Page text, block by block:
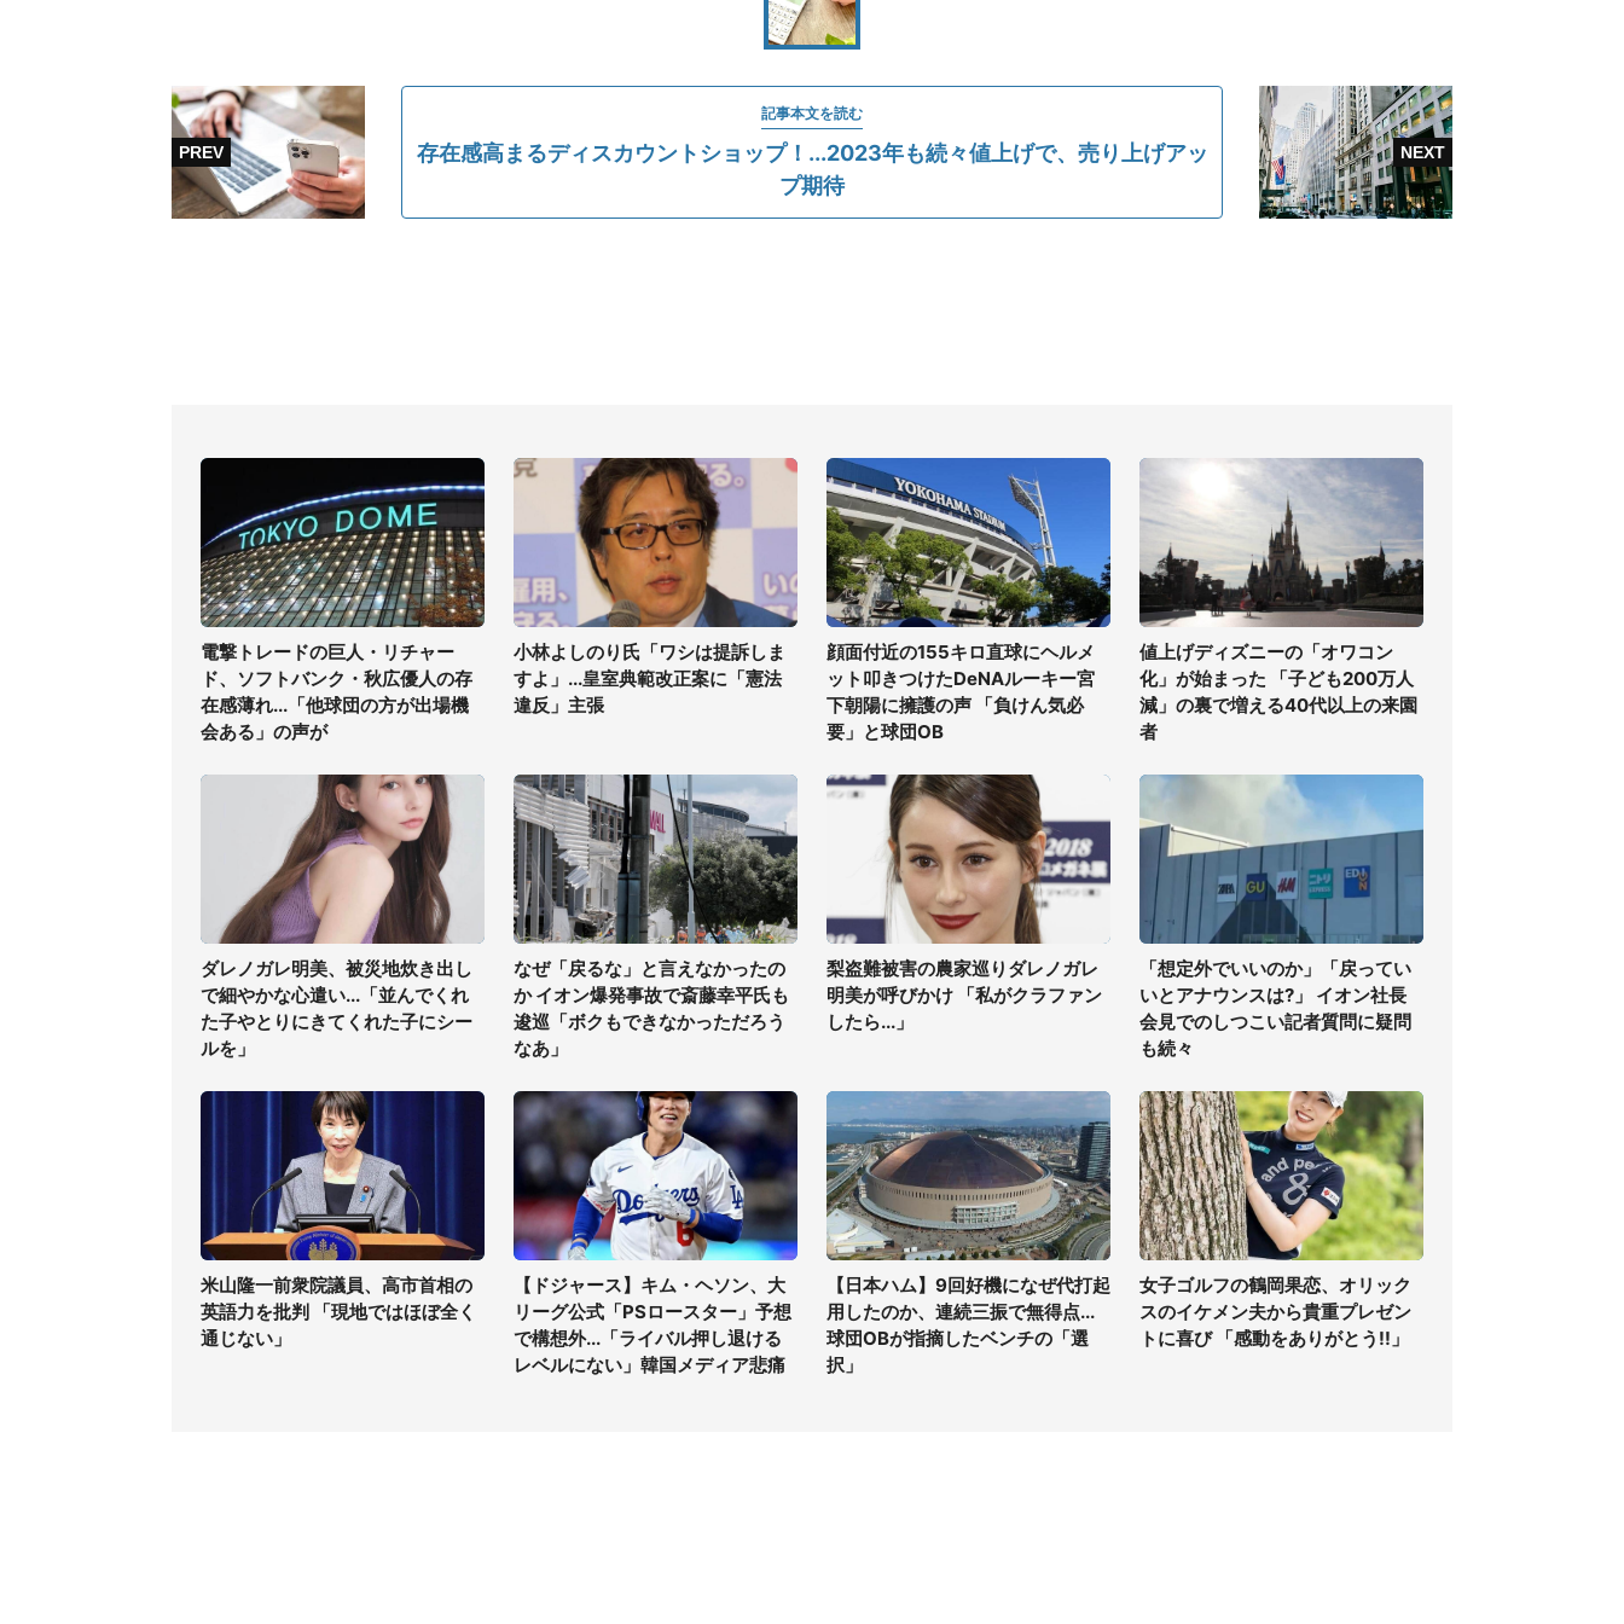
記事本文を読む
存在感高まるディスカウントショップ！...2023年も続々値上げで、売り上げアッ
プ期待
電撃トレードの巨人・リチャー
ド、ソフトバンク・秋広優人の存
在感薄れ...「他球団の方が出場機
会ある」の声が
小林よしのり氏「ワシは提訴しま
すよ」...皇室典範改正案に「憲法
違反」主張
顔面付近の155キロ直球にヘルメ
ット叩きつけたDeNAルーキー宮
下朝陽に擁護の声 「負けん気必
要」と球団OB
値上げディズニーの「オワコン
化」が始まった 「子ども200万人
減」の裏で増える40代以上の来園
者
ダレノガレ明美、被災地炊き出し
で細やかな心遣い...「並んでくれ
た子やとりにきてくれた子にシー
ルを」
なぜ「戻るな」と言えなかったの
か イオン爆発事故で斎藤幸平氏も
逡巡「ボクもできなかっただろう
なあ」
梨盗難被害の農家巡りダレノガレ
明美が呼びかけ 「私がクラファン
したら...」
「想定外でいいのか」「戻ってい
いとアナウンスは?」 イオン社長
会見でのしつこい記者質問に疑問
も続々
米山隆一前衆院議員、高市首相の
英語力を批判 「現地ではほぼ全く
通じない」
【ドジャース】キム・ヘソン、大
リーグ公式「PSロースター」予想
で構想外...「ライバル押し退ける
レベルにない」韓国メディア悲痛
【日本ハム】9回好機になぜ代打起
用したのか、連続三振で無得点...
球団OBが指摘したベンチの「選
択」
女子ゴルフの鶴岡果恋、オリック
スのイケメン夫から貴重プレゼン
トに喜び 「感動をありがとう!!」